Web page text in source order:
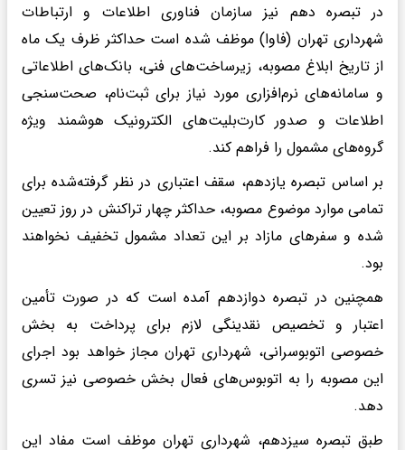
در تبصره دهم نیز سازمان فناوری اطلاعات و ارتباطات
شهرداری تهران (فاوا) موظف شده است حداکثر ظرف یک ماه
از تاریخ ابلاغ مصوبه، زیرساخت‌های فنی، بانک‌های اطلاعاتی
و سامانه‌های نرم‌افزاری مورد نیاز برای ثبت‌نام، صحت‌سنجی
اطلاعات و صدور کارت‌بلیت‌های الکترونیک هوشمند ویژه
گروه‌های مشمول را فراهم کند.
بر اساس تبصره یازدهم، سقف اعتباری در نظر گرفته‌شده برای
تمامی موارد موضوع مصوبه، حداکثر چهار تراکنش در روز تعیین
شده و سفرهای مازاد بر این تعداد مشمول تخفیف نخواهند
بود.
همچنین در تبصره دوازدهم آمده است که در صورت تأمین
اعتبار و تخصیص نقدینگی لازم برای پرداخت به بخش
خصوصی اتوبوسرانی، شهرداری تهران مجاز خواهد بود اجرای
این مصوبه را به اتوبوس‌های فعال بخش خصوصی نیز تسری
دهد.
طبق تبصره سیزدهم، شهرداری تهران موظف است مفاد این